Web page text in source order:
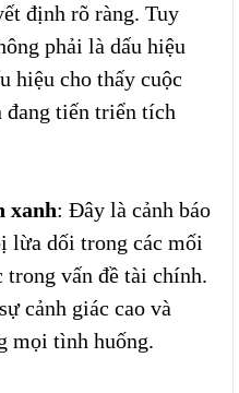
định rõ ràng. Tuy
phải là dấu hiệu
hiệu cho thấy cuộc
đang tiến triển tích
xanh: Đây là cảnh báo
lừa dối trong các mối
trong vấn đề tài chính.
cảnh giác cao và
mọi tình huống.